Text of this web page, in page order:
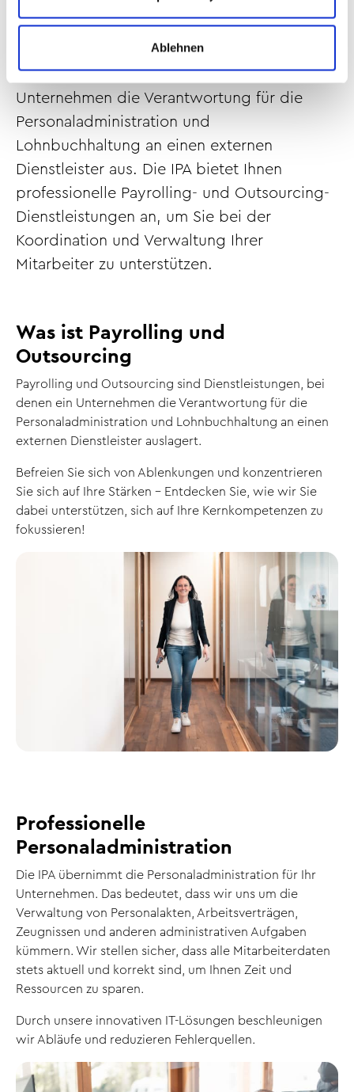
Ablehnen
professionelles Payrolling
und Outsourcing an
Bei Payrolling und Outsourcing lagern
Unternehmen die Verantwortung für die
Personaladministration und
Lohnbuchhaltung an einen externen
Dienstleister aus. Die IPA bietet Ihnen
professionelle Payrolling- und Outsourcing-
Dienstleistungen an, um Sie bei der
Koordination und Verwaltung Ihrer
Mitarbeiter zu unterstützen.
Was ist Payrolling und
Outsourcing
Payrolling und Outsourcing sind Dienstleistungen, bei
denen ein Unternehmen die Verantwortung für die
Personaladministration und Lohnbuchhaltung an einen
externen Dienstleister auslagert.
Befreien Sie sich von Ablenkungen und konzentrieren
Sie sich auf Ihre Stärken - Entdecken Sie, wie wir Sie
dabei unterstützen, sich auf Ihre Kernkompetenzen zu
fokussieren!
Professionelle
Personaladministration
Die IPA übernimmt die Personaladministration für Ihr
Unternehmen. Das bedeutet, dass wir uns um die
Verwaltung von Personalakten, Arbeitsverträgen,
Zeugnissen und anderen administrativen Aufgaben
kümmern. Wir stellen sicher, dass alle Mitarbeiterdaten
stets aktuell und korrekt sind, um Ihnen Zeit und
Ressourcen zu sparen.
Durch unsere innovativen IT-Lösungen beschleunigen
wir Abläufe und reduzieren Fehlerquellen.